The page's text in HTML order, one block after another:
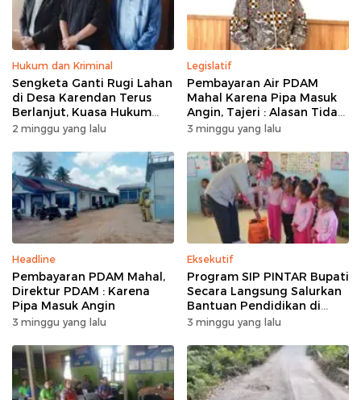
Hukum dan Kriminal
Sengketa Ganti Rugi Lahan
di Desa Karendan Terus
Berlanjut, Kuasa Hukum
Ajukan Kasasi
2 minggu yang lalu
Legislatif
Pembayaran Air PDAM
Mahal Karena Pipa Masuk
Angin, Tajeri : Alasan Tidak
Masuk Akal
3 minggu yang lalu
Headline
Pembayaran PDAM Mahal,
Direktur PDAM : Karena
Pipa Masuk Angin
3 minggu yang lalu
Eksekutif
Program SIP PINTAR Bupati
Secara Langsung Salurkan
Bantuan Pendidikan di
Desa Mampuak ll
3 minggu yang lalu